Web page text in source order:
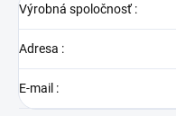
Výrobná spoločnosť:
Adresa :
E-mail :